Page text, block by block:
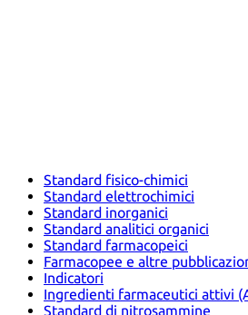
Standard fisico-chimici
Standard elettrochimici
Standard inorganici
Standard analitici organici
Standard farmacopeici
Farmacopee e altre
Indicatori
Ingredienti farmaceutici attivi
Standard di nitrosammine